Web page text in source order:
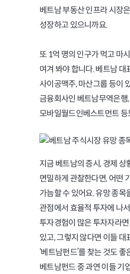
베트남 부동산 인프라 시장
성장하고 있으니까요.
또 1억 명의 인구가 먹고 마
여겨 봐야 합니다. 베트남 대
사이공맥주, 마산그룹 등이
금융회사인 베트남무역은행
모바일월드인베스트먼트
지금 베트남의 증시, 경제 상
면밀하게 관찰한다면, 어떤
가늠할 수 있어요. 유망 종목
관점에서 효율적 투자에 나
투자경험이 많은 투자자라
있고, 그렇지 않다면 이들
‘베트남펀드’를 찾는 것도
베트남펀드 중 과연 이들 기